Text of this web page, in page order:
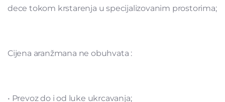
dece tokom krstarenja u specijalizovanim prostorima;
Cijena aranžmana ne obuhvata :
• Prevoz do i od luke ukrcavanja;